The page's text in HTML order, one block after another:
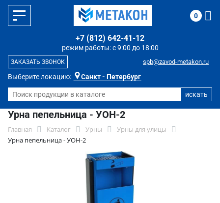
Выберите локацию: Санкт - Петербург
режим работы: с 9:00 до 18:00
+7 (812) 642-41-12
spb@zavod-metakon.ru
ЗАКАЗАТЬ ЗВОНОК
0
Урна пепельница - УОН-2
Главная Каталог Урны
Урны для улицы
Урна пепельница - УОН-2